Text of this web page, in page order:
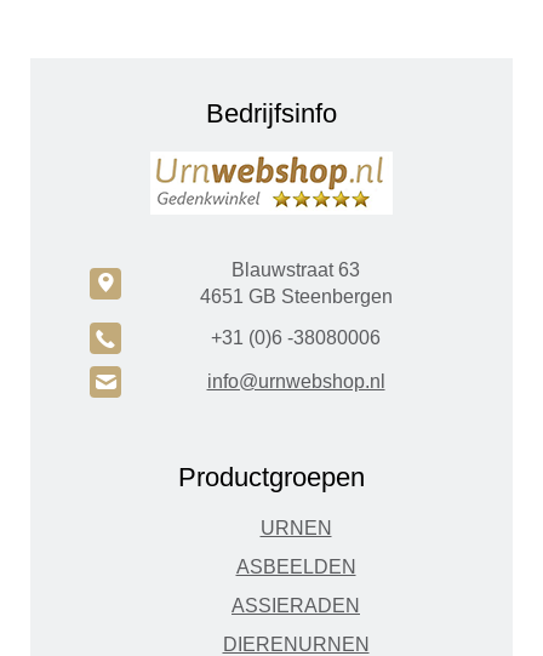
Bedrijfsinfo
c
Blauwstraat 63
4651 GB Steenbergen
A +31 (0)6 -38080006
H info@urnwebshop.nl
Productgroepen
URNEN
ASBEELDEN
ASSIERADEN
DIERENURNEN